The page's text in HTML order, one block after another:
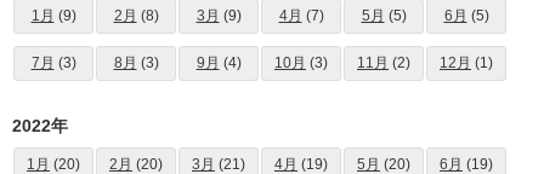
1月 (9) 2月 (8) 3月 (9) 4月 (7) 5月 (5) 6月 (5)
7月 (3) 8月 (3) 9月 (4) 10月 (3) 11月 (2) 12月 (1)
2022年
1月 (20) 2月 (20) 3月 (21) 4月 (19) 5月 (20) 6月 (19)